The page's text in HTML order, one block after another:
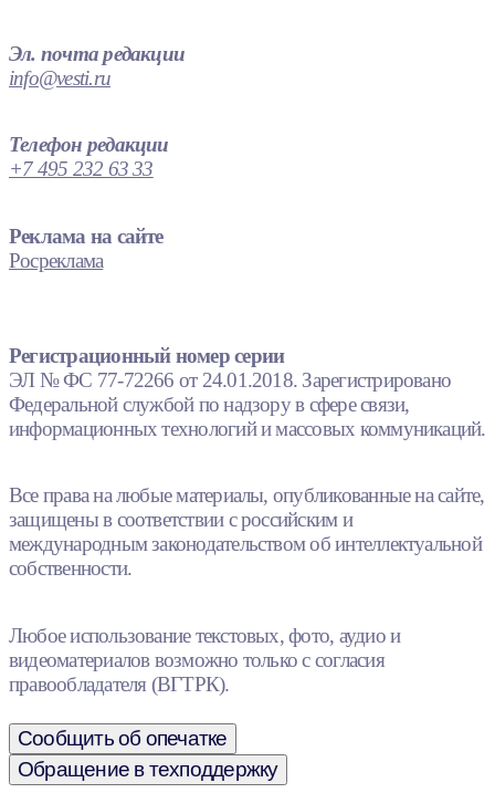
Эл. почта редакции
info@vesti.ru
Телефон редакции
+7 495 232 63 33
Реклама на сайте
Росреклама
Регистрационный номер серии
ЭЛ № ФС 77-72266 от 24.01.2018. Зарегистрировано
Федеральной службой по надзору в сфере связи,
информационных технологий и массовых коммуникаций.
Все права на любые материалы, опубликованные на сайте,
защищены в соответствии с российским и
международным законодательством об интеллектуальной
собственности.
Любое использование текстовых, фото, аудио и
видеоматериалов возможно только с согласия
правообладателя (ВГТРК).
Сообщить об опечатке
Обращение в техподдержку